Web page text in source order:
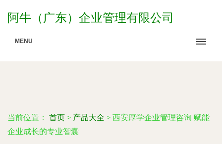
阿牛（广东）企业管理有限公司
MENU
当前位置： 首页 > 产品大全 > 西安厚学企业管理咨询 赋能
企业成长的专业智囊